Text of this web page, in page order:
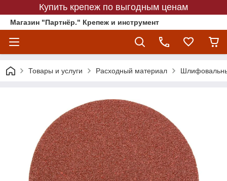
Купить крепеж по выгодным ценам
Магазин "Партнёр." Крепеж и инструмент
Товары и услуги Расходный материал